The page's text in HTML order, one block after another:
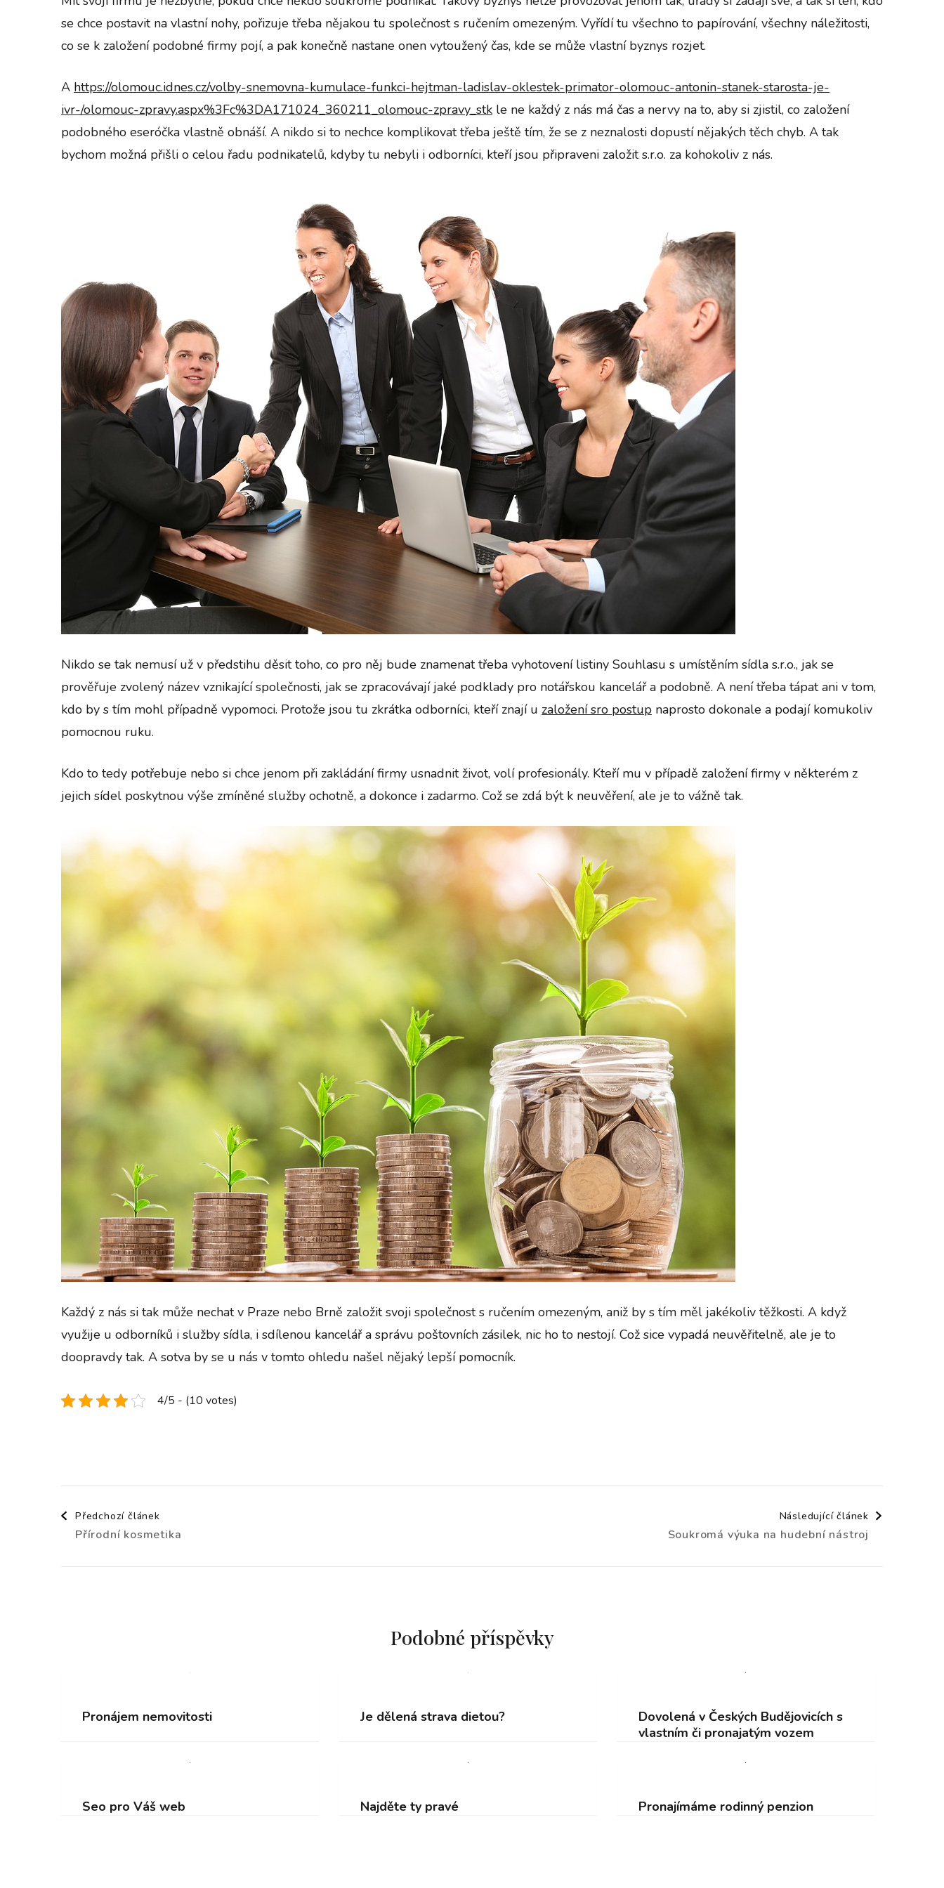
se chce postavit na vlastní nohy, pořizuje třeba nějakou tu společnost s ručením omezeným. Vyřídí tu všechno to papírování, všechny náležitosti,
co se k založení podobné firmy pojí, a pak konečně nastane onen vytoužený čas, kde se může vlastní byznys rozjet.
A https://olomouc.idnes.cz/volby-snemovna-kumulace-funkci-hejtman-ladislav-oklestek-primator-olomouc-antonin-stanek-starosta-je-
ivr-/olomouc-zpravy.aspx%3Fc%3DA171024_360211_olomouc-zpravy_stk le ne každý z nás má čas a nervy na to, aby si zjistil, co založení
podobného eseróčka vlastně obnáší. A nikdo si to nechce komplikovat třeba ještě tím, že se z neznalosti dopustí nějakých těch chyb. A tak
bychom možná přišli o celou řadu podnikatelů, kdyby tu nebyli i odborníci, kteří jsou připraveni založit s.r.o. za kohokoliv z nás.
Nikdo se tak nemusí už v předstihu děsit toho, co pro něj bude znamenat třeba vyhotovení listiny Souhlasu s umístěním sídla s.r.o., jak se
prověřuje zvolený název vznikající společnosti, jak se zpracovávají jaké podklady pro notářskou kancelář a podobně. A není třeba tápat ani v tom,
kdo by s tím mohl případně vypomoci. Protože jsou tu zkrátka odborníci, kteří znají u založení sro postup naprosto dokonale a podají komukoliv
pomocnou ruku.
Kdo to tedy potřebuje nebo si chce jenom při zakládání firmy usnadnit život, volí profesionály. Kteří mu v případě založení firmy v některém z
jejich sídel poskytnou výše zmíněné služby ochotně, a dokonce i zadarmo. Což se zdá být k neuvěření, ale je to vážně tak.
Každý z nás si tak může nechat v Praze nebo Brně založit svoji společnost s ručením omezeným, aniž by s tím měl jakékoliv těžkosti. A když
využije u odborníků i služby sídla, i sdílenou kancelář a správu poštovních zásilek, nic ho to nestojí. Což sice vypadá neuvěřitelně, ale je to
doopravdy tak. A sotva by se u nás v tomto ohledu našel nějaký lepší pomocník.
4/5 - (10 votes)
Navigace
příspěvku
Předchozí článek
Přírodní kosmetika
Následující článek
Soukromá výuka na hudební nástroj
Podobné příspěvky
Pronájem nemovitosti Je dělená strava dietou?
Dovolená v Českých Budějovicích s
vlastním či pronajatým vozem
Seo pro Váš web Najděte ty pravé Pronajímáme rodinný penzion